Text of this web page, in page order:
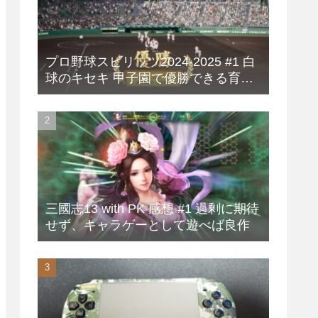
プロ野球スピリッツ2024-2025 #1 白
球のキセキ 甲子園で優勝できる育成
方法
三國志13 with PK 感想 #1 過剰に期待
せず、キャラゲーとして遊べば良作